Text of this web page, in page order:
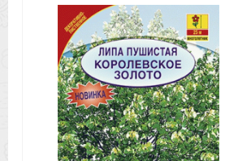
сейчас
Бренды
Доставка
Оптовикам